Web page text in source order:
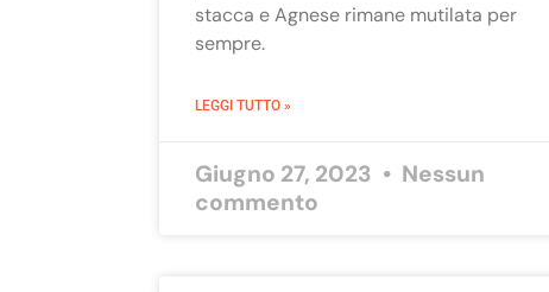
stacca e Agnese rimane mutilata per
sempre.
LEGGI TUTTO »
Giugno 27, 2023
Nessun
commento